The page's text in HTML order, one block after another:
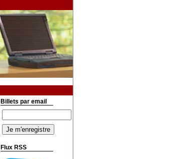
Billets par email
Flux RSS